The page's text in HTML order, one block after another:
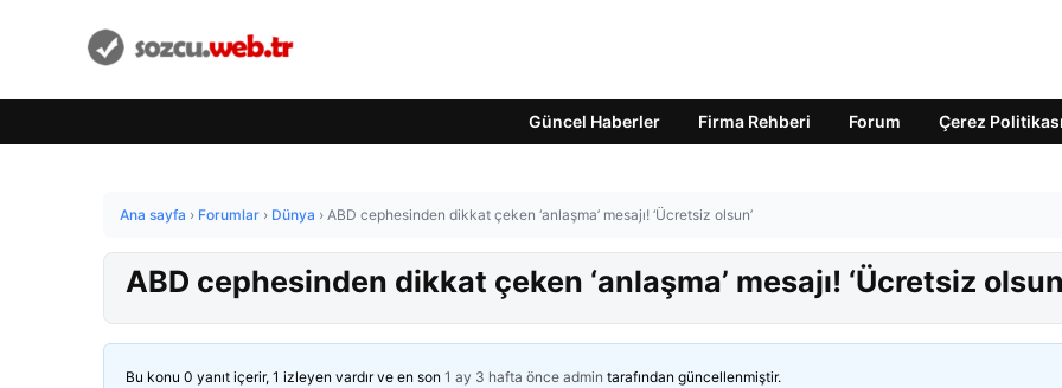
Güncel Haberler Firma Rehberi Forum Çerez Politikası
Ana sayfa › Forumlar › Dünya › ABD cephesinden dikkat çeken ‘anlaşma’ mesajı! ‘Ücretsiz olsun’
ABD cephesinden dikkat çeken ‘anlaşma’ mesajı! ‘Ücretsiz
Bu konu 0 yanıt içerir, 1 izleyen vardır ve en son 1 ay 3 hafta önce admin tarafından güncellenmiştir.